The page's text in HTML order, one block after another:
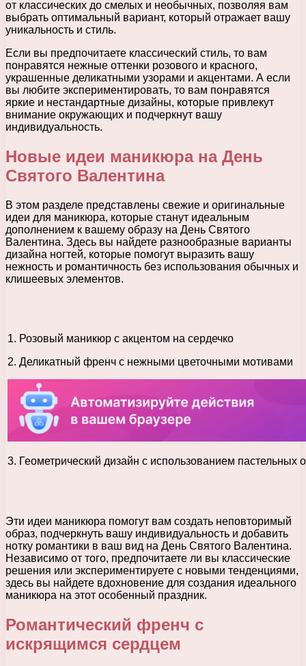
от классических до смелых и необычных, позволяя вам
выбрать оптимальный вариант, который отражает вашу
уникальность и стиль.
Если вы предпочитаете классический стиль, то вам
понравятся нежные оттенки розового и красного,
украшенные деликатными узорами и акцентами. А если
вы любите экспериментировать, то вам понравятся
яркие и нестандартные дизайны, которые привлекут
внимание окружающих и подчеркнут вашу
индивидуальность.
Новые идеи маникюра на День
Святого Валентина
В этом разделе представлены свежие и оригинальные
идеи для маникюра, которые станут идеальным
дополнением к вашему образу на День Святого
Валентина. Здесь вы найдете разнообразные варианты
дизайна ногтей, которые помогут выразить вашу
нежность и романтичность без использования обычных и
клишеевых элементов.
1. Розовый маникюр с акцентом на сердечко
2. Деликатный френч с нежными цветочными мотивами
3. Геометрический дизайн с использованием пастельных
Эти идеи маникюра помогут вам создать неповторимый
образ, подчеркнуть вашу индивидуальность и добавить
нотку романтики в ваш вид на День Святого Валентина.
Независимо от того, предпочитаете ли вы классические
решения или экспериментируете с новыми тенденциями,
здесь вы найдете вдохновение для создания идеального
маникюра на этот особенный праздник.
Романтический френч с
искрящимся сердцем